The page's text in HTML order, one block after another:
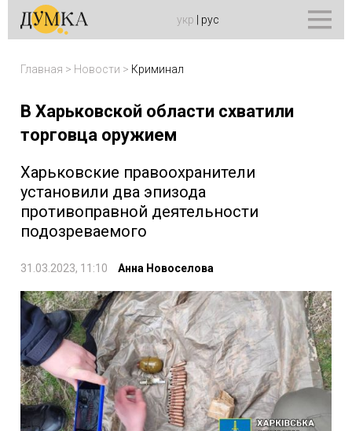
укр рус
Главная > Новости > Криминал
В Харьковской области схватили
торговца оружием
Харьковские правоохранители
установили два эпизода
противоправной деятельности
подозреваемого
31.03.2023, 11:10 Анна Новоселова